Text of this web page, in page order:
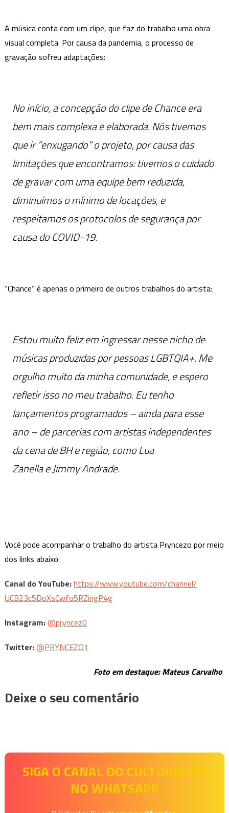
A música conta com um clipe, que faz do trabalho uma obra
visual completa. Por causa da pandemia, o processo de
gravação sofreu adaptações:
No início, a concepção do clipe de Chance era
bem mais complexa e elaborada. Nós tivemos
que ir “enxugando” o projeto, por causa das
limitações que encontramos: tivemos o cuidado
de gravar com uma equipe bem reduzida,
diminuímos o mínimo de locações, e
respeitamos os protocolos de segurança por
causa do COVID-19.
“Chance” é apenas o primeiro de outros trabalhos do artista:
Estou muito feliz em ingressar nesse nicho de
músicas produzidas por pessoas LGBTQIA+. Me
orgulho muito da minha comunidade, e espero
refletir isso no meu trabalho. Eu tenho
lançamentos programados – ainda para esse
ano – de parcerias com artistas independentes
da cena de BH e região, como Lua
Zanella e Jimmy Andrade.
Você pode acompanhar o trabalho do artista Pryncezo por meio
dos links abaixo:
Canal do YouTube:https://www.youtube.com/channel/
UCB23c5DoXsCwfo5RZingP4g
Instagram:@pryncez0
Twitter:@PRYNCEZO1
Foto em destaque: Mateus Carvalho
Deixe o seu comentário
SIGA O CANAL DO CULTURALIZA
NO WHATSAPP